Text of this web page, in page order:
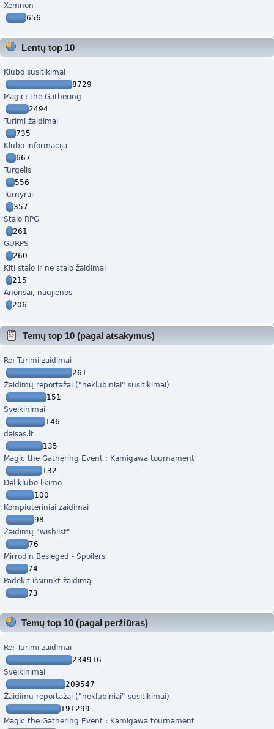
Xemnon
656
Lentų top 10
Klubo susitikimai
8729
Magic: the Gathering
2494
Turimi žaidimai
735
Klubo informacija
667
Turgelis
556
Turnyrai
357
Stalo RPG
261
GURPS
260
Kiti stalo ir ne stalo žaidimai
215
Anonsai, naujienos
206
Temų top 10 (pagal atsakymus)
Re: Turimi zaidimai
261
Žaidimų reportažai ("neklubiniai" susitikimai)
151
Sveikinimai
146
daisas.lt
135
Magic the Gathering Event : Kamigawa tournament
132
Dėl klubo likimo
100
Kompiuteriniai zaidimai
98
Žaidimų "wishlist"
76
Mirrodin Besieged - Spoilers
74
Padėkit išsirinkt žaidimą
73
Temų top 10 (pagal peržiūras)
Re: Turimi zaidimai
234916
Sveikinimai
209547
Žaidimų reportažai ("neklubiniai" susitikimai)
191299
Magic the Gathering Event : Kamigawa tournament